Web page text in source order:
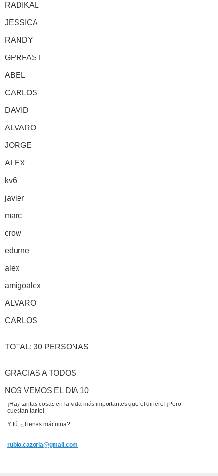
RADIKAL
JESSICA
RANDY
GPRFAST
ABEL
CARLOS
DAVID
ALVARO
JORGE
ALEX
kv6
javier
marc
crow
edurne
alex
amigoalex
ALVARO
CARLOS
TOTAL: 30 PERSONAS
GRACIAS A TODOS
NOS VEMOS EL DIA 10
¡Hay tantas cosas en la vida más importantes que el dinero! ¡Pero
cuestan tanto!
Y tú, ¿Tienes máquina?
rubio.cazorla@gmail.com